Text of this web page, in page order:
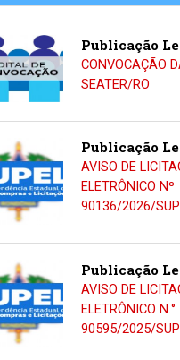
Publicação
CONVOCAÇÃO
SEATER/RO
Publicação
AVISO DE
ELETRÔNICO Nº
90136/2026/
Publicação
AVISO DE
ELETRÔNICO N.°
90595/2025/